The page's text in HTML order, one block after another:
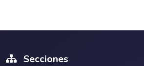
Secciones